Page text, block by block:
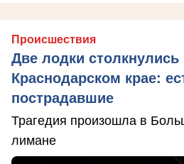
Происшествия
Две лодки
Краснодарском крае:
пострадавшие
Трагедия произошла в
лимане